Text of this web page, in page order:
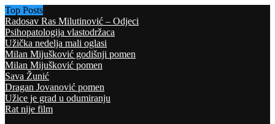
Top Posts
Radosav Ras Milutinović – Odjeci
Psihopatologija vlastodržaca
Užička nedelja mali oglasi
Milan Mijušković godišnji pomen
Milan Mijušković pomen
Sava Žunić
Dragan Jovanović pomen
Užice je grad u odumiranju
Rat nije film